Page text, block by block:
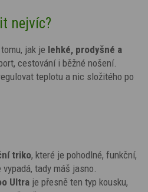
nejvíc?
jak je lehké, prodyšné a
cestování i běžné nošení.
teplotu a nic složitého po
triko, které je pohodlné, funkční,
tady máš jasno.
Ultra je přesně ten typ kousku,